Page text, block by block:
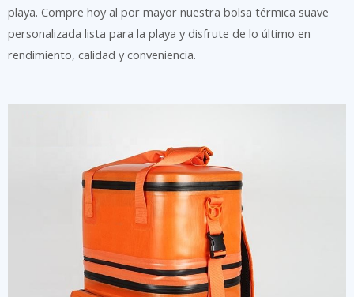
playa. Compre hoy al por mayor nuestra bolsa térmica suave
personalizada lista para la playa y disfrute de lo último en
rendimiento, calidad y conveniencia.